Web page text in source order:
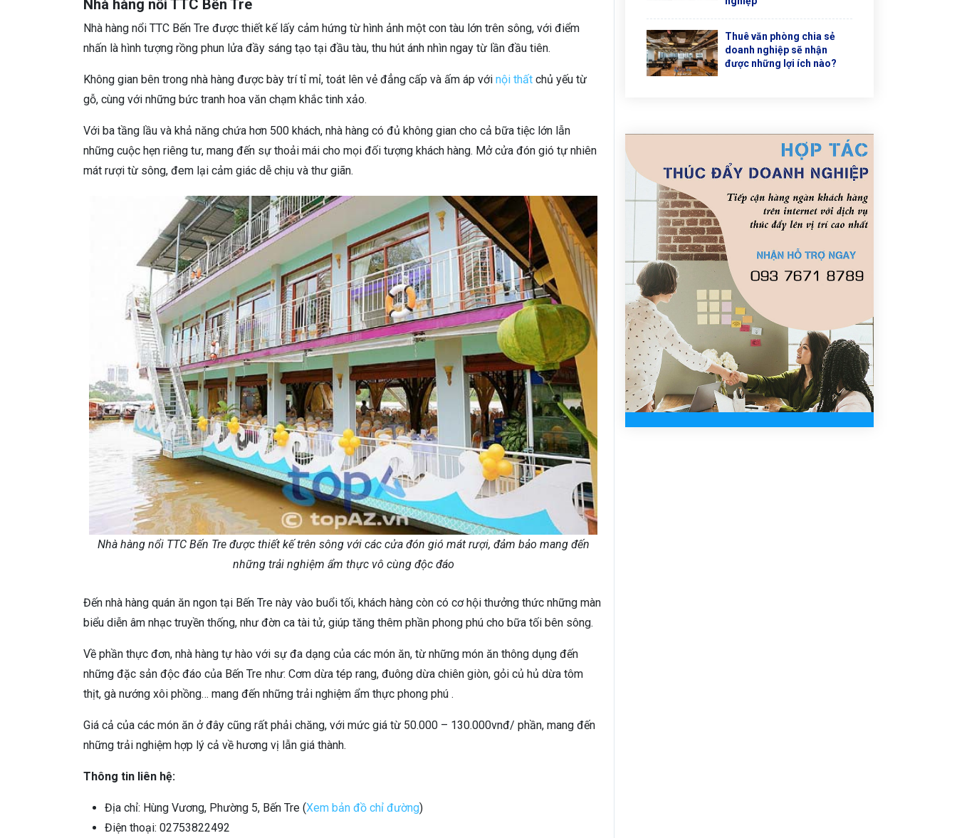
Nhà hàng nổi TTC Bến Tre
Nhà hàng nổi TTC Bến Tre được thiết kế lấy cảm hứng từ hình ảnh một con tàu lớn trên sông, với điểm
nhấn là hình tượng rồng phun lửa đầy sáng tạo tại đầu tàu, thu hút ánh nhìn ngay từ lần đầu tiên.
Không gian bên trong nhà hàng được bày trí tỉ mỉ, toát lên vẻ đẳng cấp và ấm áp với nội thất chủ yếu từ
gỗ, cùng với những bức tranh hoa văn chạm khắc tinh xảo.
Với ba tầng lầu và khả năng chứa hơn 500 khách, nhà hàng có đủ không gian cho cả bữa tiệc lớn lẫn
những cuộc hẹn riêng tư, mang đến sự thoải mái cho mọi đối tượng khách hàng. Mở cửa đón gió tự nhiên
mát rượi từ sông, đem lại cảm giác dễ chịu và thư giãn.
Nhà hàng nổi TTC Bến Tre được thiết kế trên sông với các cửa đón gió mát rượi, đảm bảo mang đến
những trải nghiệm ẩm thực vô cùng độc đáo
Đến nhà hàng quán ăn ngon tại Bến Tre này vào buổi tối, khách hàng còn có cơ hội thưởng thức những màn
biểu diễn âm nhạc truyền thống, như đờn ca tài tử, giúp tăng thêm phần phong phú cho bữa tối bên sông.
Về phần thực đơn, nhà hàng tự hào với sự đa dạng của các món ăn, từ những món ăn thông dụng đến
những đặc sản độc đáo của Bến Tre như: Cơm dừa tép rang, đuông dừa chiên giòn, gỏi củ hủ dừa tôm
thịt, gà nướng xôi phồng… mang đến những trải nghiệm ẩm thực phong phú .
Giá cả của các món ăn ở đây cũng rất phải chăng, với mức giá từ 50.000 – 130.000vnđ/ phần, mang đến
những trải nghiệm hợp lý cả về hương vị lẫn giá thành.
Thông tin liên hệ:
Địa chỉ: Hùng Vương, Phường 5, Bến Tre (Xem bản đồ chỉ đường)
Điện thoại: 02753822492
Thuê văn phòng chia sẻ
doanh nghiệp sẽ nhận
được những lợi ích nào?